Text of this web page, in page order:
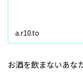
a.r10.to
お酒を飲まないあな